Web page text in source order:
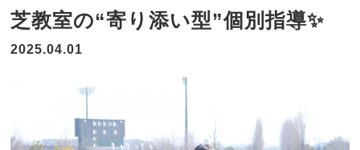
芝教室の“寄り添い型”個別指導✨
2025.04.01